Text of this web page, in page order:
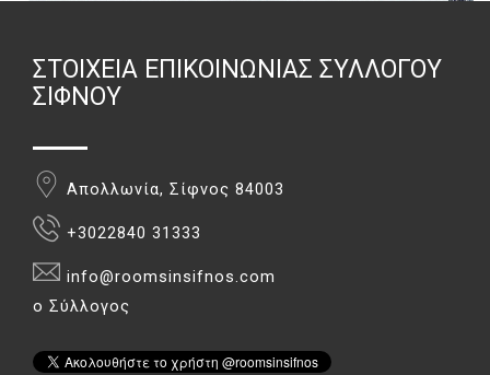
ΣΤΟΙΧΕΊΑ ΕΠΙΚΟΙΝΩΝΊΑΣ ΣΥΛΛΌΓΟΥ
ΣΊΦΝΟΥ
Απολλωνία, Σίφνος 84003
+3022840 31333
info@roomsinsifnos.com
ο Σύλλογος